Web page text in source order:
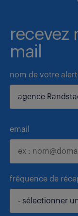
recevez
mail
nom de votre
email
fréquence de
- sélectionner